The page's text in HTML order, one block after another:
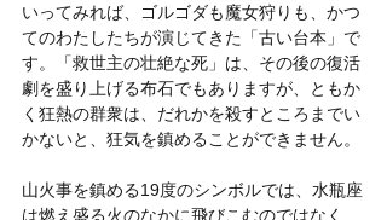
いってみれば、ゴルゴダも魔女狩りも、かつ
てのわたしたちが演じてきた「古い台本」で
す。「救世主の壮絶な死」は、その後の復活
劇を盛り上げる布石でもありますが、ともか
く狂熱の群衆は、だれかを殺すところまでい
かないと、狂気を鎮めることができません。
山火事を鎮める19度のシンボルでは、水瓶座
は燃え盛る火のなかに飛びこむのではなく、